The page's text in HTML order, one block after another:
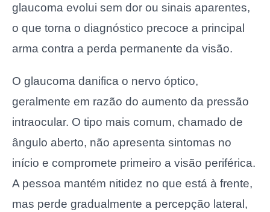
glaucoma evolui sem dor ou sinais aparentes,
o que torna o diagnóstico precoce a principal
arma contra a perda permanente da visão.
O glaucoma danifica o nervo óptico,
geralmente em razão do aumento da pressão
intraocular. O tipo mais comum, chamado de
ângulo aberto, não apresenta sintomas no
início e compromete primeiro a visão periférica.
A pessoa mantém nitidez no que está à frente,
mas perde gradualmente a percepção lateral,